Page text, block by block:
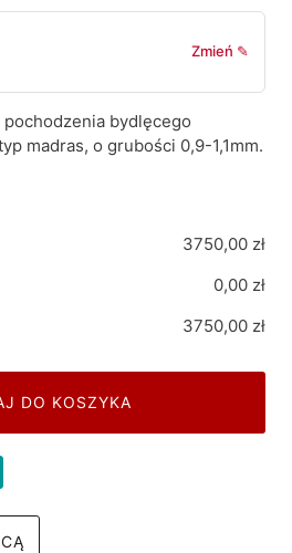
Zmień ✎
bydlęcego
madras, o grubości 0,9-1,1mm.
3750,00 zł
0,00 zł
3750,00 zł
DO KOSZYKA